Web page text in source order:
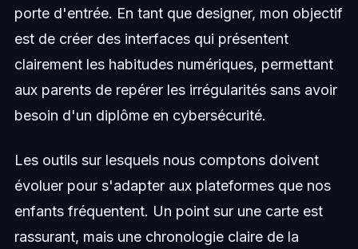
porte d'entrée. En tant que designer, mon objectif
est de créer des interfaces qui présentent
clairement les habitudes numériques, permettant
aux parents de repérer les irrégularités sans avoir
besoin d'un diplôme en cybersécurité.
Les outils sur lesquels nous comptons doivent
évoluer pour s'adapter aux plateformes que nos
enfants fréquentent. Un point sur une carte est
rassurant, mais une chronologie claire de la